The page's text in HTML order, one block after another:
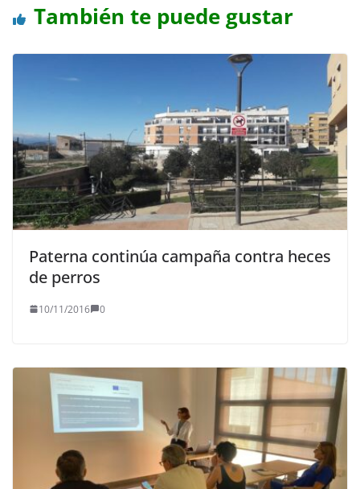
También te puede gustar
Paterna continúa campaña contra heces
de perros
10/11/2016 0